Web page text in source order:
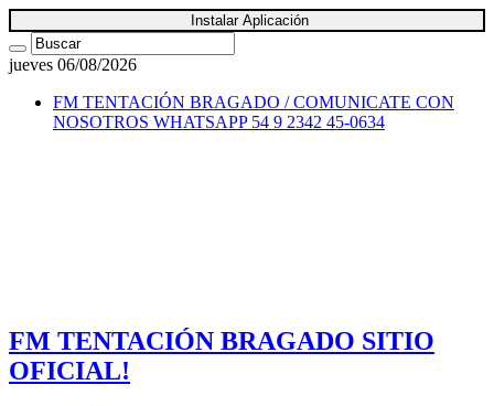
Instalar Aplicación
jueves 06/08/2026
FM TENTACIÓN BRAGADO / COMUNICATE CON
NOSOTROS WHATSAPP 54 9 2342 45-0634
FM TENTACIÓN BRAGADO SITIO
OFICIAL!